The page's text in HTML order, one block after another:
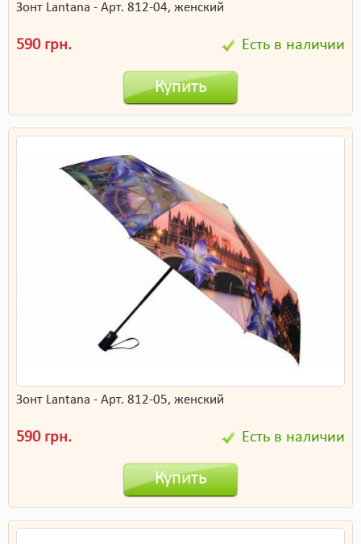
Зонт Lantana - Арт. 812-04, женский
590 грн. Есть в наличии
Купить
Зонт Lantana - Арт. 812-05, женский
590 грн. Есть в наличии
Купить